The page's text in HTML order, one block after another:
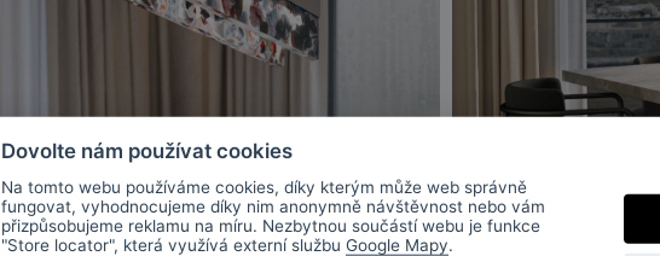
Dovolte nám používat cookies
Na tomto webu používáme cookies, díky kterým může web správně
fungovat, vyhodnocujeme díky nim anonymně návštěvnost nebo vám
přizpůsobujeme reklamu na míru. Nezbytnou součástí webu je funkce
"Store locator", která využívá externí službu Google Mapy.